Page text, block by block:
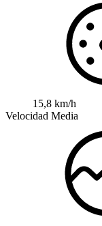
15,8 km/h
Velocidad Media